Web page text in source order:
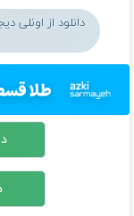
دانلود از